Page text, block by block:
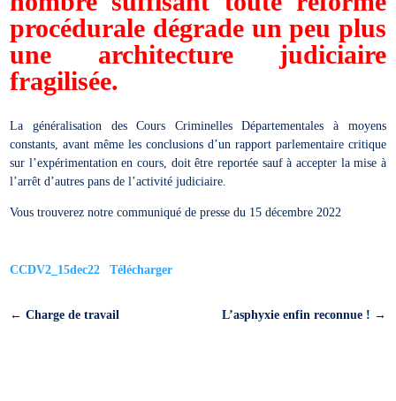
procédurale dégrade un peu plus
une architecture judiciaire
fragilisée.
La généralisation des Cours Criminelles Départementales à moyens
constants, avant même les conclusions d’un rapport parlementaire critique
sur l’expérimentation en cours, doit être reportée sauf à accepter la mise à
l’arrêt d’autres pans de l’activité judiciaire.
Vous trouverez notre communiqué de presse du 15 décembre 2022
CCDV2_15dec22 Télécharger
←Charge de travail L’asphyxie enfin reconnue ! →